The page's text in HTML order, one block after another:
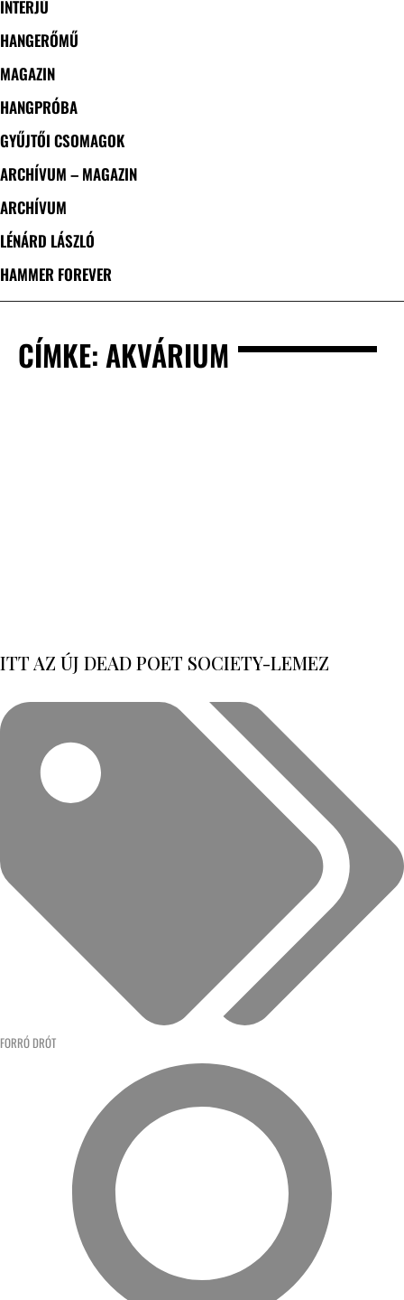
INTERJÚ
HANGERŐMŰ
MAGAZIN
HANGPRÓBA
GYŰJTŐI CSOMAGOK
ARCHÍVUM – MAGAZIN
ARCHÍVUM
LÉNÁRD LÁSZLÓ
HAMMER FOREVER
CÍMKE: AKVÁRIUM
ITT AZ ÚJ DEAD POET SOCIETY-LEMEZ
FORRÓ DRÓT